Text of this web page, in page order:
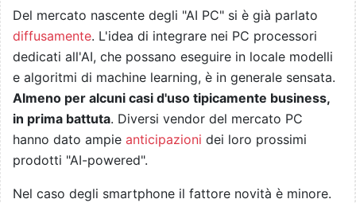
Del mercato nascente degli "AI PC" si è già parlato
diffusamente. L'idea di integrare nei PC processori
dedicati all'AI, che possano eseguire in locale modelli
e algoritmi di machine learning, è in generale sensata.
Almeno per alcuni casi d'uso tipicamente business,
in prima battuta. Diversi vendor del mercato PC
hanno dato ampie anticipazioni dei loro prossimi
prodotti "AI-powered".
Nel caso degli smartphone il fattore novità è minore.